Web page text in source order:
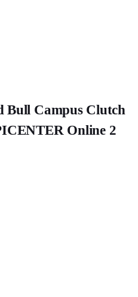
Bull Campus Clutch
Online 2